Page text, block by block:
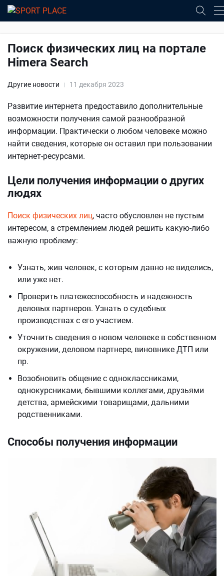
Поиск физических лиц на портале
Himera Search
Другие новости 11 декабря 2023
Развитие интернета предоставило дополнительные
возможности получения самой разнообразной
информации. Практически о любом человеке можно
найти сведения, которые он оставил при пользовании
интернет-ресурсами.
Цели получения информации о других
людях
Поиск физических лиц, часто обусловлен не пустым
интересом, а стремлением людей решить какую-либо
важную проблему:
Узнать, жив человек, с которым давно не виделись,
или уже нет.
Проверить платежеспособность и надежность
деловых партнеров. Узнать о судебных
производствах с его участием.
Уточнить сведения о новом человеке в собственном
окружении, деловом партнере, виновнике ДТП или
пр.
Возобновить общение с одноклассниками,
однокурсниками, бывшими коллегами, друзьями
детства, армейскими товарищами, дальними
родственниками.
Способы получения информации